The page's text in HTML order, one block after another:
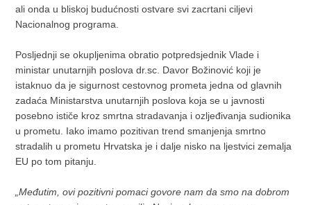
ali onda u bliskoj budućnosti ostvare svi zacrtani ciljevi
Nacionalnog programa.
Posljednji se okupljenima obratio potpredsjednik Vlade i
ministar unutarnjih poslova dr.sc. Davor Božinović koji je
istaknuo da je sigurnost cestovnog prometa jedna od glavnih
zadaća Ministarstva unutarnjih poslova koja se u javnosti
posebno ističe kroz smrtna stradavanja i ozljeđivanja sudionika
u prometu. Iako imamo pozitivan trend smanjenja smrtno
stradalih u prometu Hrvatska je i dalje nisko na ljestvici zemalja
EU po tom pitanju.
„Međutim, ovi pozitivni pomaci govore nam da smo na dobrom